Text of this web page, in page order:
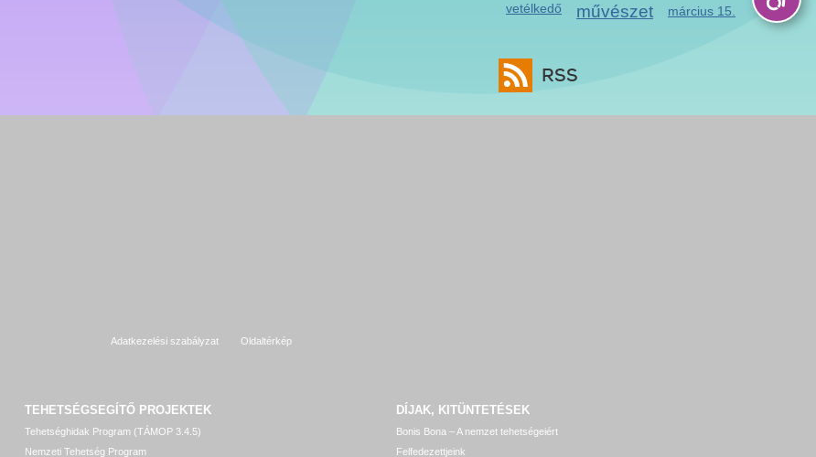
vetélkedő művészet március 15.
RSS
Adatkezelési szabályzat Oldaltérkép
TEHETSÉGSEGÍTŐ PROJEKTEK
Tehetséghidak Program (TÁMOP 3.4.5)
Nemzeti Tehetség Program
DÍJAK, KITÜNTETÉSEK
Bonis Bona – A nemzet tehetségeiért
Felfedezettjeink